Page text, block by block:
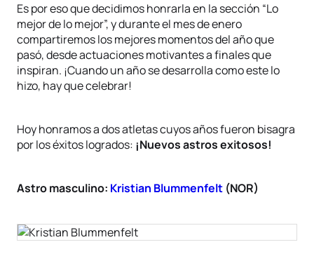
Es por eso que decidimos honrarla en la sección “Lo
mejor de lo mejor”, y durante el mes de enero
compartiremos los mejores momentos del año que
pasó, desde actuaciones motivantes a finales que
inspiran. ¡Cuando un año se desarrolla como este lo
hizo, hay que celebrar!
Hoy honramos a dos atletas cuyos años fueron bisagra
por los éxitos logrados: ¡Nuevos astros exitosos!
Astro masculino: Kristian Blummenfelt (NOR)